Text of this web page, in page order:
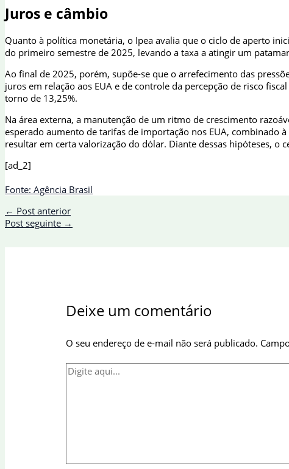
Juros e câmbio
Quanto à política monetária, o Ipea avalia que o ciclo de aperto
do primeiro semestre de 2025, levando a taxa a atingir um
Ao final de 2025, porém, supõe-se que o arrefecimento das
juros em relação aos EUA e de controle da percepção de risco
torno de 13,25%.
Na área externa, a manutenção de um ritmo de crescimento
esperado aumento de tarifas de importação nos EUA, combinado
resultar em certa valorização do dólar. Diante dessas hipóteses,
[ad_2]
Fonte: Agência Brasil
← Post anterior
Post seguinte →
Deixe um comentário
O seu endereço de e-mail não será publicado.
Digite
aqui...